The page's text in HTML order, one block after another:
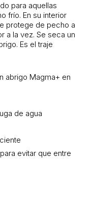
para aquellas
frío. En su interior
protege de pecho a
a la vez. Se seca un
Es el traje
abrigo Magma+ en
de agua
evitar que entre